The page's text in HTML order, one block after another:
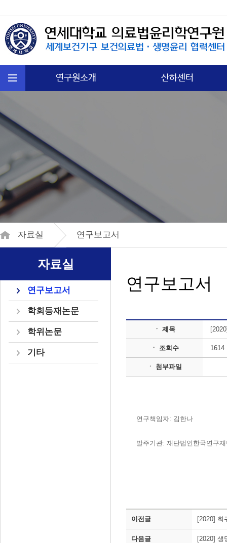
연구원소개 산하센터
자료실 연구보고서
자료실
연구보고서
학회등재논문
학위논문
기타
연구보고서
ㆍ 제목
ㆍ 조회수 1614
ㆍ 첨부파일
연구책임자: 김한나
발주기관: 재단법인한국연구
이전글 [2020] 희
다음글 [2020] 생